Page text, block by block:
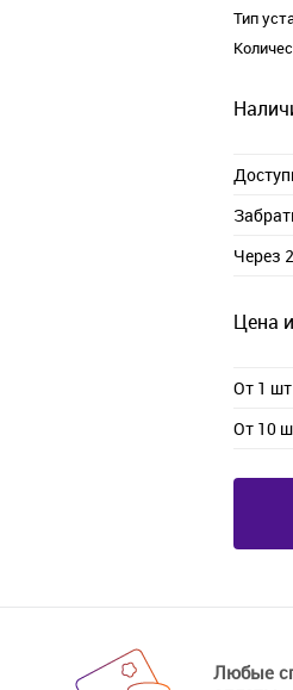
Тип
Через
Цена
От 1 шт
От 10
Любые